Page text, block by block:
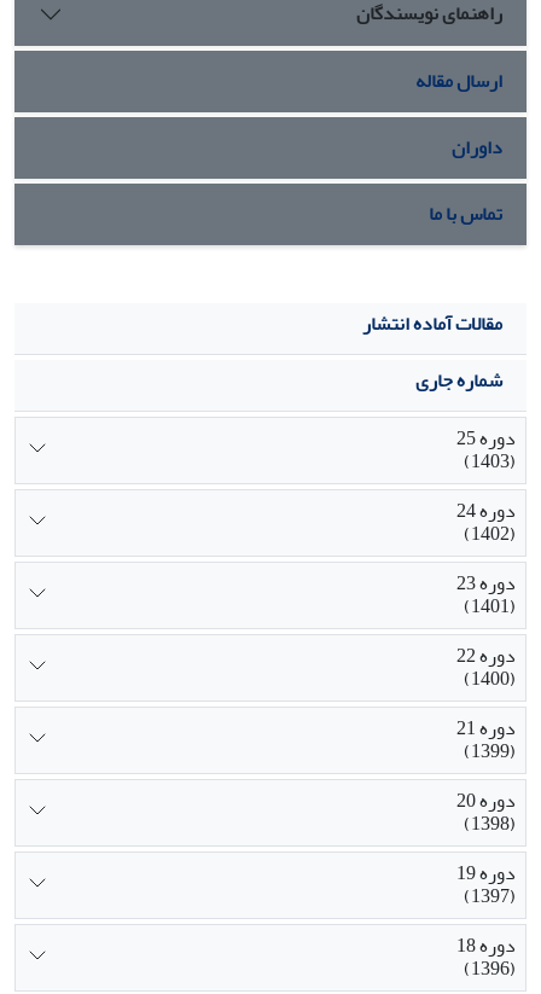
راهنمای نویسندگان
ارسال مقاله
داوران
تماس با ما
مقالات آماده انتشار
شماره جاری
دوره 25
(1403)
دوره 24
(1402)
دوره 23
(1401)
دوره 22
(1400)
دوره 21
(1399)
دوره 20
(1398)
دوره 19
(1397)
دوره 18
(1396)